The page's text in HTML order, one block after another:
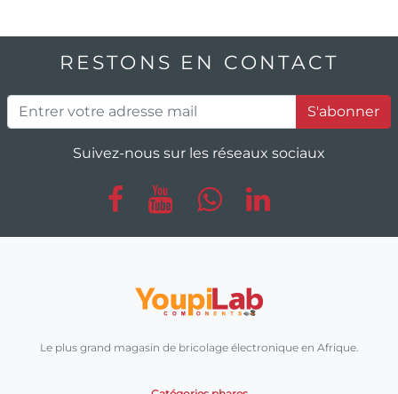
RESTONS EN CONTACT
S'abonner
Suivez-nous sur les réseaux sociaux
Le plus grand magasin de bricolage électronique en Afrique.